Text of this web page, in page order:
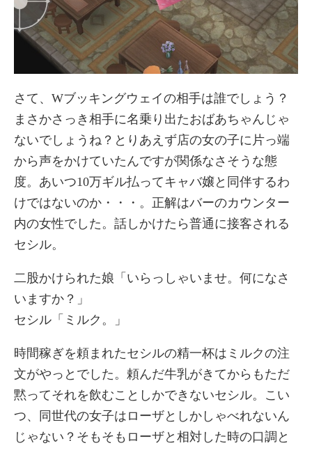
さて、Wブッキングウェイの相手は誰でしょう？
まさかさっき相手に名乗り出たおばあちゃんじゃ
ないでしょうね？とりあえず店の女の子に片っ端
から声をかけていたんですが関係なさそうな態
度。あいつ10万ギル払ってキャバ嬢と同伴するわ
けではないのか・・・。正解はバーのカウンター
内の女性でした。話しかけたら普通に接客される
セシル。
二股かけられた娘「いらっしゃいませ。何になさ
いますか？」
セシル「ミルク。」
時間稼ぎを頼まれたセシルの精一杯はミルクの注
文がやっとでした。頼んだ牛乳がきてからもただ
黙ってそれを飲むことしかできないセシル。こい
つ、同世代の女子はローザとしかしゃべれないん
じゃない？そもそもローザと相対した時の口調と